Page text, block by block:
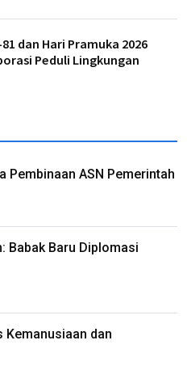
dan Hari Pramuka 2026
Peduli Lingkungan
Pembinaan ASN Pemerintah
Babak Baru Diplomasi
Kemanusiaan dan